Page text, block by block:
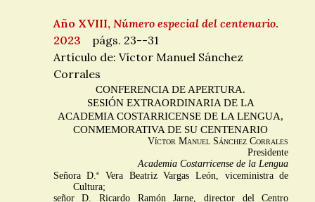
Año XVIII, Número especial del centenario.
2023 págs. 23--31
Artículo de: Víctor Manuel Sánchez
Corrales
CONFERENCIA DE APERTURA.
SESIÓN EXTRAORDINARIA DE LA
ACADEMIA COSTARRICENSE DE LA LENGUA,
CONMEMORATIVA DE SU CENTENARIO
Víctor Manuel Sánchez Corrales
Presidente
Academia Costarricense de la Lengua
Señora D.a
Vera Beatriz Vargas León, viceministra de
Cultura;
señor D. Ricardo Ramón Jarne, director del Centro